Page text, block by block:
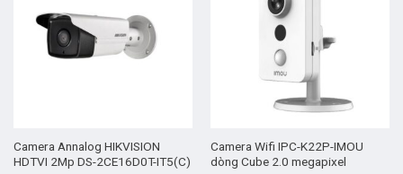
Camera Annalog HIKVISION
HDTVI 2Mp DS-2CE16D0T-IT5(C)
Camera Wifi IPC-K22P-IMOU
dòng Cube 2.0 megapixel